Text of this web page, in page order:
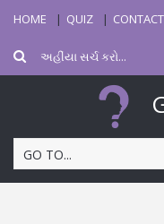
HOME QUIZ
GO TO...